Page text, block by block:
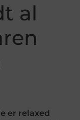
al
er relaxed